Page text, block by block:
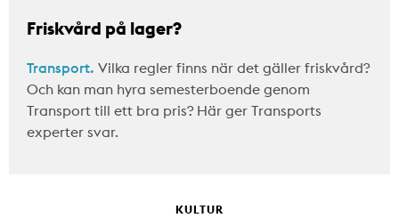
Friskvård på lager?
Transport. Vilka regler finns när det gäller friskvård?
Och kan man hyra semesterboende genom
Transport till ett bra pris? Här ger Transports
experter svar.
KULTUR